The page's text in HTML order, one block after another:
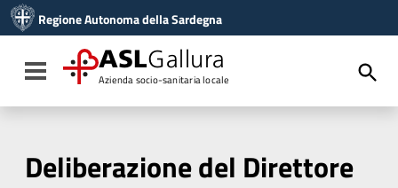
Vai al menu di navigazione
Vai al footer
Regione Autonoma della Sardegna
Toggle navigation
ASLGallura
Azienda socio-sanitaria locale
Deliberazione del Direttore